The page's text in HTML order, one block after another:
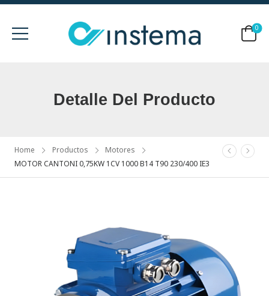
0
Detalle Del Producto
Home Productos
Motores
MOTOR CANTONI 0,75KW 1CV 1000 B14 T90 230/400 IE3